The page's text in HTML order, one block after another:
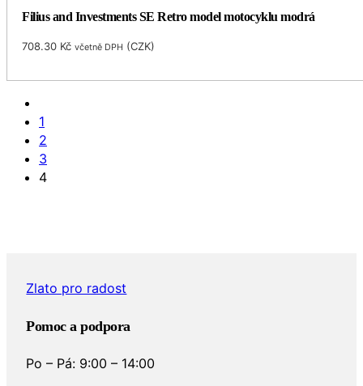
Filius and Investments SE Retro model motocyklu modrá
708.30 Kč včetně DPH (CZK)
1
2
3
4
Zlato pro radost
Pomoc a podpora
Po – Pá: 9:00 – 14:00